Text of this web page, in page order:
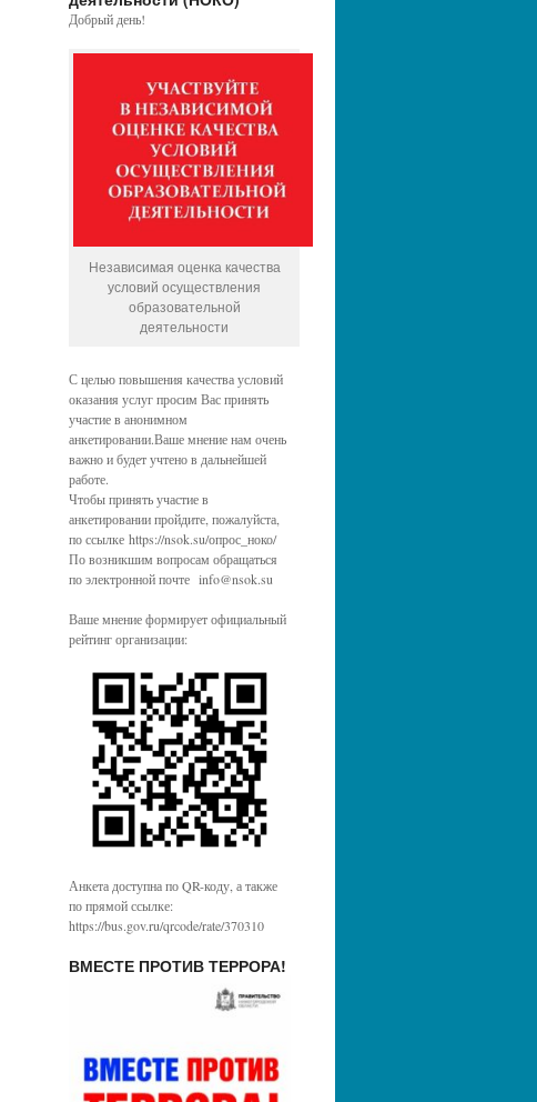
Добрый день!
Независимая оценка качества
условий осуществления
образовательной
деятельности
С целью повышения качества условий
оказания услуг просим Вас принять
участие в анонимном
анкетировании.Ваше мнение нам очень
важно и будет учтено в дальнейшей
работе.
Чтобы принять участие в
анкетировании пройдите, пожалуйста,
по ссылке https://nsok.su/опрос_ноко/
По возникшим вопросам обращаться
по электронной почте info@nsok.su
Ваше мнение формирует официальный
рейтинг организации:
Анкета доступна по QR-коду, а также
по прямой ссылке:
https://bus.gov.ru/qrcode/rate/370310
ВМЕСТЕ ПРОТИВ ТЕРРОРА!